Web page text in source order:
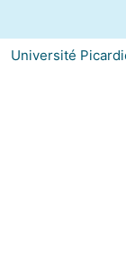
Université